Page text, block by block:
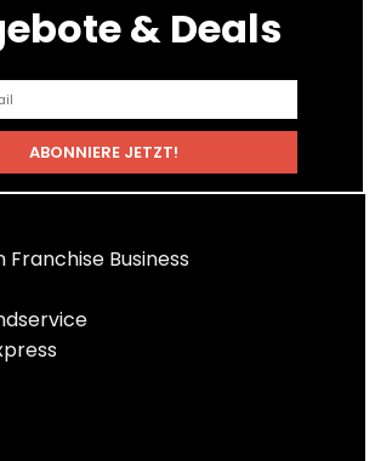
& Deals
Franchise Business